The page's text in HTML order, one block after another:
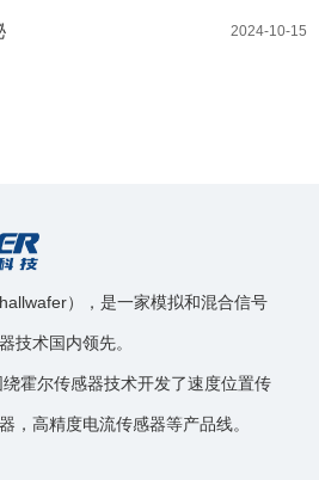
2024-10-15
），是一家模拟和混合信号
技术国内领先。
霍尔传感器技术开发了速度位置传
，高精度电流传感器等产品线。